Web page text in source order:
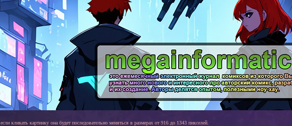
если кликать картинку она будет последовательно меняться в размерах от 916 до 1343 пикселей.